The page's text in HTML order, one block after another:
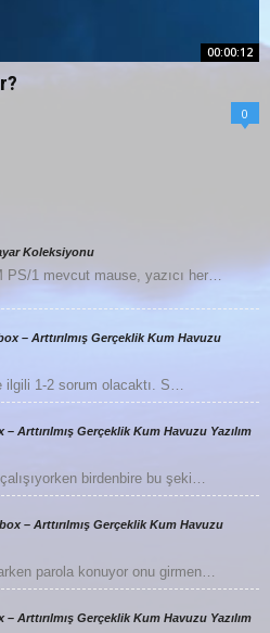
00:00:12
0
Koleksiyonu
PS/1 mevcut mause, yazıcı her…
– Arttırılmış Gerçeklik Kum Havuzu
ilgili 1-2 sorum olacaktı. S…
– Arttırılmış Gerçeklik Kum Havuzu Yazılım
birdenbire bu şeki…
– Arttırılmış Gerçeklik Kum Havuzu
parola konuyor onu girmen…
– Arttırılmış Gerçeklik Kum Havuzu Yazılım